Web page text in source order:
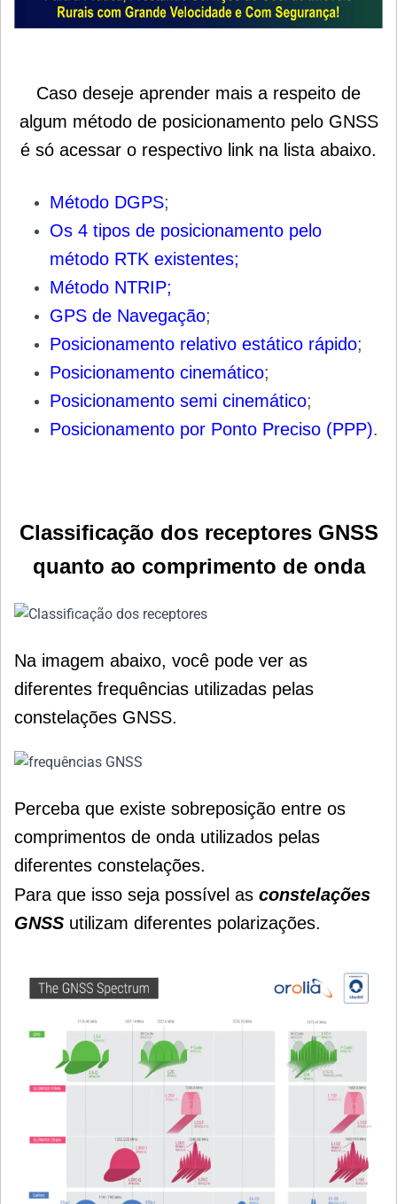
Caso deseje aprender mais a respeito de
algum método de posicionamento pelo GNSS
é só acessar o respectivo link na lista abaixo.
Método DGPS;
Os 4 tipos de posicionamento pelo
método RTK existentes;
Método NTRIP;
GPS de Navegação;
Posicionamento relativo estático rápido;
Posicionamento cinemático;
Posicionamento semi cinemático;
Posicionamento por Ponto Preciso (PPP).
Classificação dos receptores GNSS
quanto ao comprimento de onda
Na imagem abaixo, você pode ver as
diferentes frequências utilizadas pelas
constelações GNSS.
Perceba que existe sobreposição entre os
comprimentos de onda utilizados pelas
diferentes constelações.
Para que isso seja possível as constelações
GNSS utilizam diferentes polarizações.